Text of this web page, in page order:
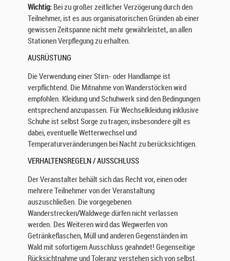
Wichtig: Bei zu großer zeitlicher Verzögerung durch den
Teilnehmer, ist es aus organisatorischen Gründen ab einer
gewissen Zeitspanne nicht mehr gewährleistet, an allen
Stationen Verpflegung zu erhalten.
AUSRÜSTUNG
Die Verwendung einer Stirn- oder Handlampe ist
verpflichtend. Die Mitnahme von Wanderstöcken wird
empfohlen. Kleidung und Schuhwerk sind den Bedingungen
entsprechend anzupassen. Für Wechselkleidung inklusive
Schuhe ist selbst Sorge zu tragen; insbesondere gilt es
dabei, eventuelle Wetterwechsel und
Temperaturveränderungen bei Nacht zu berücksichtigen.
VERHALTENSREGELN / AUSSCHLUSS
Der Veranstalter behält sich das Recht vor, einen oder
mehrere Teilnehmer von der Veranstaltung
auszuschließen. Die vorgegebenen
Wanderstrecken/Waldwege dürfen nicht verlassen
werden. Des Weiteren wird das Wegwerfen von
Getränkeflaschen, Müll und anderen Gegenständen im
Wald mit sofortigem Ausschluss geahndet! Gegenseitige
Rücksichtnahme und Toleranz verstehen sich von selbst.
r
e
n
B
s
c
h
a
u
f
u
n
s
r
e
n
W
e
b
s
e